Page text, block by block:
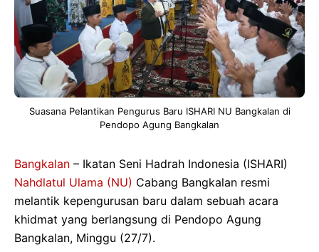
Suasana Pelantikan Pengurus Baru ISHARI NU Bangkalan di
Pendopo Agung Bangkalan
Bangkalan – Ikatan Seni Hadrah Indonesia (ISHARI)
Nahdlatul Ulama (NU) Cabang Bangkalan resmi
melantik kepengurusan baru dalam sebuah acara
khidmat yang berlangsung di Pendopo Agung
Bangkalan, Minggu (27/7).